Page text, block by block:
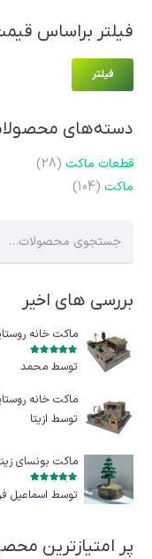
فیلتر براساس
فیلتر
دسته‌های
قطعات ماکت (28)
ماکت (104)
برای:
بررسی های اخیر
ماکت خانه
5
توسط محمد
ماکت خانه
توسط ازيتا
ماکت بونسای
امتیاز 5 از 5
توسط اسماعیل
پر امتیازترین